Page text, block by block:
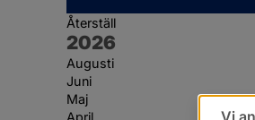
Återställ
År:
2026
Augusti
Juni
Maj
April
Vi